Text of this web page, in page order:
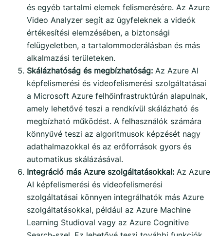
és egyéb tartalmi elemek felismerésére. Az Azure
Video Analyzer segít az ügyfeleknek a videók
értékesítési elemzésében, a biztonsági
felügyeletben, a tartalommoderálásban és más
alkalmazási területeken.
Skálázhatóság és megbízhatóság: Az Azure AI
képfelismerési és videofelismerési szolgáltatásai
a Microsoft Azure felhőinfrastruktúrán alapulnak,
amely lehetővé teszi a rendkívül skálázható és
megbízható működést. A felhasználók számára
könnyűvé teszi az algoritmusok képzését nagy
adathalmazokkal és az erőforrások gyors és
automatikus skálázásával.
Integráció más Azure szolgáltatásokkal: Az Azure
AI képfelismerési és videofelismerési
szolgáltatásai könnyen integrálhatók más Azure
szolgáltatásokkal, például az Azure Machine
Learning Studioval vagy az Azure Cognitive